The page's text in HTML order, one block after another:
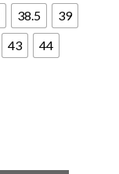
38.5
39
43
44